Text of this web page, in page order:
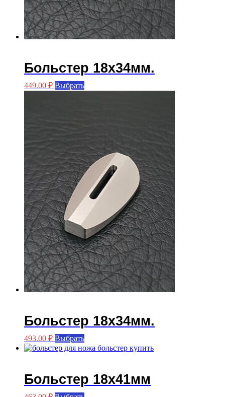
Больстер 18х34мм.
449.00 ₽ ВыбратьЭтот
товар
выбрать
на
странице
товара.
Больстер 18х34мм.
493.00 ₽ ВыбратьЭтот
товар
имеет
вариаций.
Опции
можно
Больстер 18х41мм
Этот